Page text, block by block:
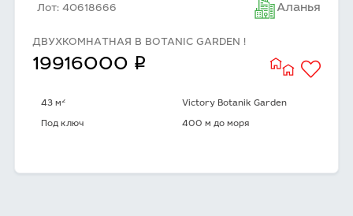
Лот: 40618666 Аланья
ДВУХКОМНАТНАЯ В BOTANIC GARDEN !
19916000 q
43 м2 Victory Botanik Garden
Под ключ 400 м до моря